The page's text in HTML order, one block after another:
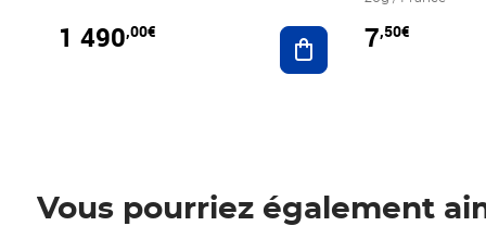
1 490,00€ Ajouter au panier
7,50€
Vous pourriez également